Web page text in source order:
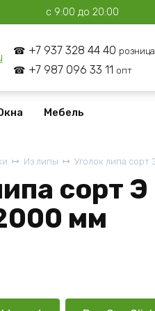
с 9:00 до 20:00
+7 937 328 44 40 розница
+7 987 096 33 11 опт
Мебель
Из липы Уголок липа сорт
сорт Э
мм